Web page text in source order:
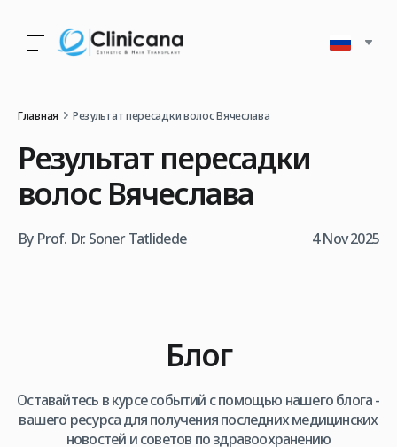
Главная Результат пересадки волос Вячеслава
Результат пересадки
волос Вячеслава
By Prof. Dr. Soner Tatlidede 4 Nov 2025
Блог
Оставайтесь в курсе событий с помощью нашего блога -
вашего ресурса для получения последних медицинских
новостей и советов по здравоохранению